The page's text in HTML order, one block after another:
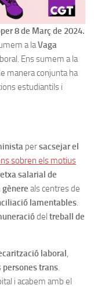
8 de Març de 2024.
a laVaga
Ens sumem a la
manera conjunta ha
estudiantils i
persacsejar el
sobren els motius
salarial de
als centres de
lamentables.
del treball de
laboral,
persones trans.
i acabem amb el